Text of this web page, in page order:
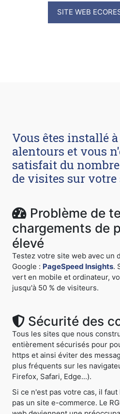
SITE WEB
Vous êtes installé
alentours et vous
satisfait du
de visites sur votre
Problème de
chargements de
élevé
Testez votre site web avec un
Google : PageSpeed Insights.
vert en mobile et ordinateur,
jusqu'à 50 % de visiteurs.
Sécurité des
Tous les sites que nous
entièrement sécurisés pour
https et ainsi éviter des
plus fréquents sur les
Firefox, Safari, Edge...).
Si ce n'est pas votre cas, il
pas un site e-commerce. Le